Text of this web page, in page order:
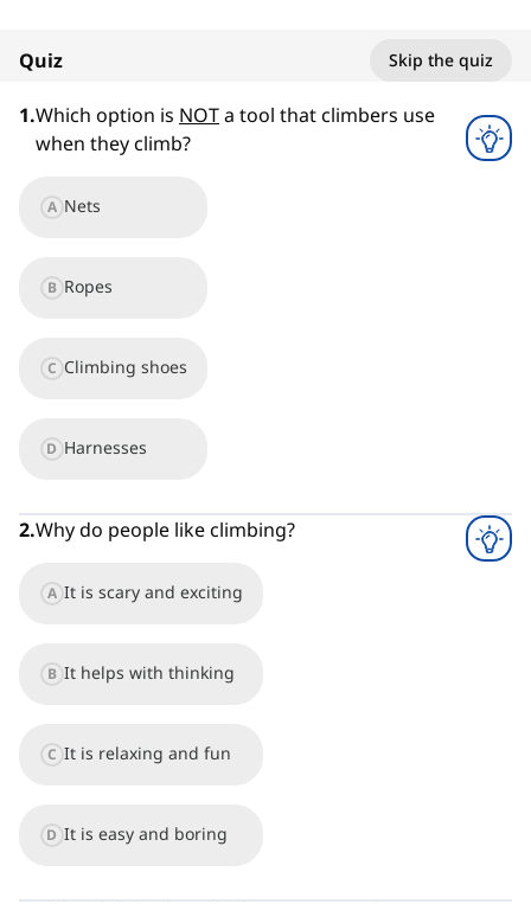
1x
Quiz Skip the quiz
1.Which option is NOTa tool that climbers use
when they climb?
A Nets
B Ropes
C Climbing shoes
D Harnesses
2.Why do people like climbing?
A It is scary and exciting
B It helps with thinking
C It is relaxing and fun
D It is easy and boring